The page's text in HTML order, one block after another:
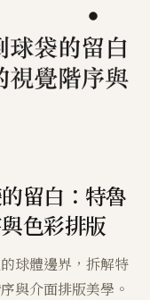
留白：特魯
色彩排版
球體邊界，拆解特
與介面排版美學。